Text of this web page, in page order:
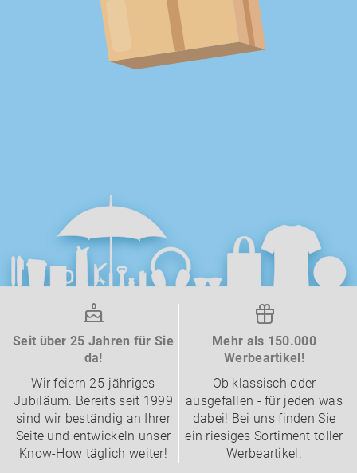
Seit über 25 Jahren für Sie
da!
Wir feiern 25-jähriges
Jubiläum. Bereits seit 1999
sind wir beständig an Ihrer
Seite und entwickeln unser
Know-How täglich weiter!
Mehr als 150.000
Werbeartikel!
Ob klassisch oder
ausgefallen - für jeden was
dabei! Bei uns finden Sie
ein riesiges Sortiment toller
Werbeartikel.